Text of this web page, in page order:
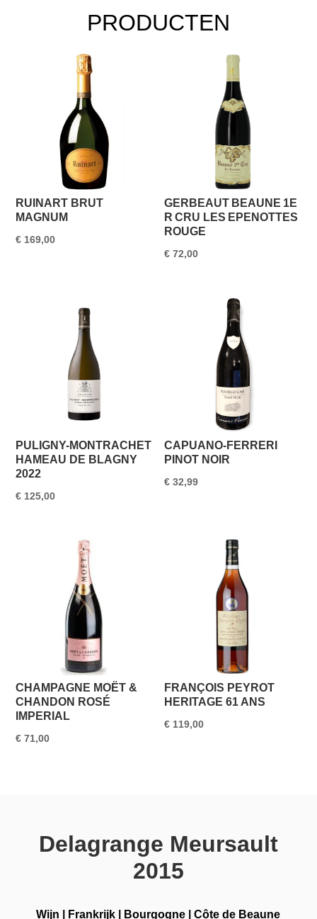
PRODUCTEN
RUINART BRUT
MAGNUM
€ 169,00
GERBEAUT BEAUNE 1E
R CRU LES EPENOTTES
ROUGE
€ 72,00
PULIGNY-MONTRACHET
HAMEAU DE BLAGNY
2022
€ 125,00
CAPUANO‑FERRERI
PINOT NOIR
€ 32,99
CHAMPAGNE MOËT &
CHANDON ROSÉ
IMPERIAL
€ 71,00
FRANÇOIS PEYROT
HERITAGE 61 ANS
€ 119,00
Delagrange Meursault
2015
Wijn Frankrijk Bourgogne |Côte de Beaune